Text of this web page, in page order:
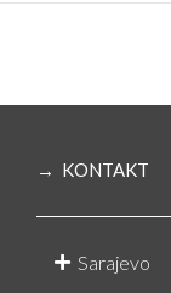
→ KONTAKT
Sarajevo